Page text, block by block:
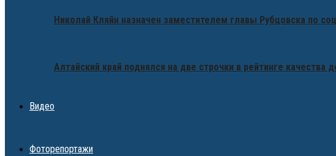
Николай Кляйн назначен заместителем главы Рубцовска по
Алтайский край поднялся на две строчки в рейтинге качества
Видео
Фоторепортажи